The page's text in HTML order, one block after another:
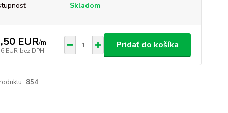
Skladom
EUR/m
EUR bez DPH
Pridať do košíka
854